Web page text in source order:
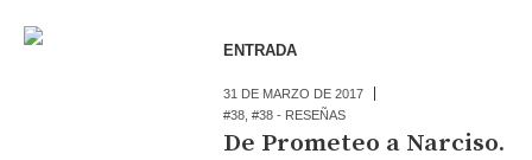
ENTRADA
31 DE MARZO DE 2017
#38 ,#38 - RESEÑAS
De Prometeo a Narciso.